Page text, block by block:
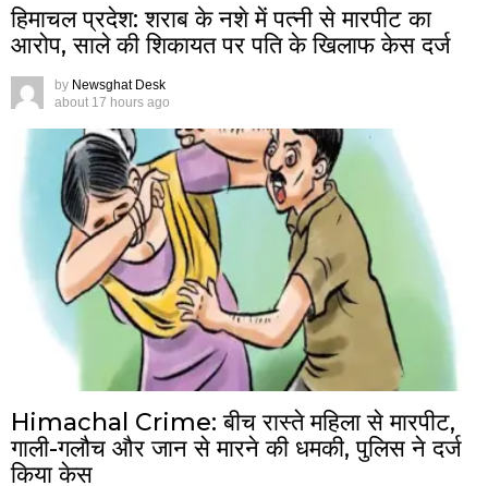
हिमाचल प्रदेश: शराब के नशे में पत्नी से मारपीट का
आरोप, साले की शिकायत पर पति के खिलाफ केस दर्ज
by Newsghat Desk
about 17 hours ago
Himachal Crime: बीच रास्ते महिला से मारपीट,
गाली-गलौच और जान से मारने की धमकी, पुलिस ने दर्ज
किया केस